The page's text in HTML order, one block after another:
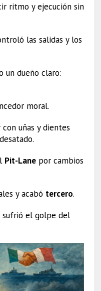
ritmo y ejecución sin
las salidas y los
un dueño claro:
moral.
uñas y dientes
Pit-Lanepor cambios
y acabó tercero.
sufrió el golpe del